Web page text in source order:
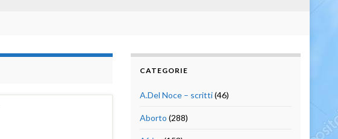
CATEGORIE
A.Del Noce – scritti(46)
Aborto (288)